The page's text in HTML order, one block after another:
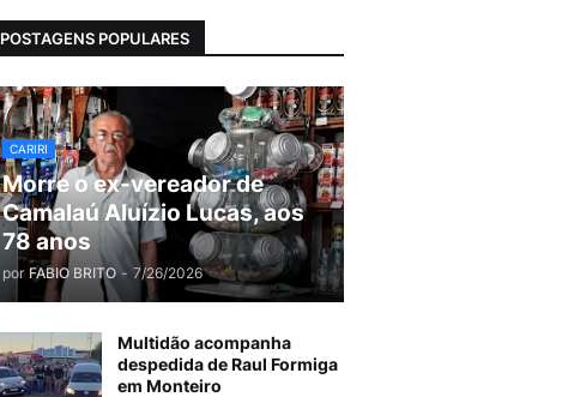
POSTAGENS POPULARES
CARIRI
Morre o ex-vereador de
Camalaú Aluízio Lucas, aos
78 anos
por FABIO BRITO - 7/26/2026
Multidão acompanha
despedida de Raul Formiga
em Monteiro